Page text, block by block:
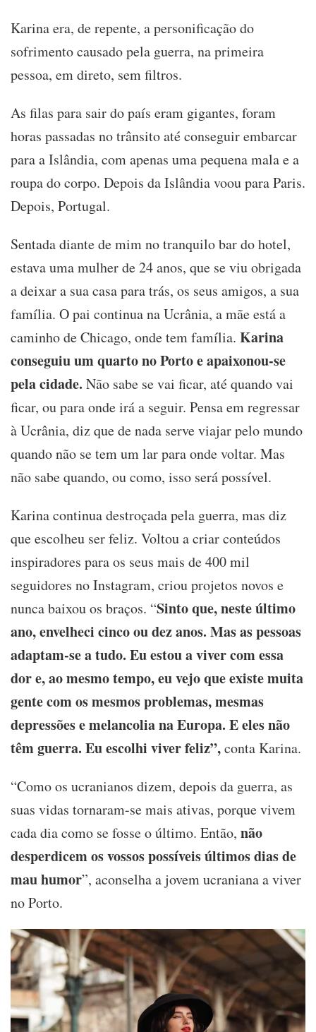
Karina era, de repente, a personificação do
sofrimento causado pela guerra, na primeira
pessoa, em direto, sem filtros.
As filas para sair do país eram gigantes, foram
horas passadas no trânsito até conseguir embarcar
para a Islândia, com apenas uma pequena mala e a
roupa do corpo. Depois da Islândia voou para Paris.
Depois, Portugal.
Sentada diante de mim no tranquilo bar do hotel,
estava uma mulher de 24 anos, que se viu obrigada
a deixar a sua casa para trás, os seus amigos, a sua
família. O pai continua na Ucrânia, a mãe está a
caminho de Chicago, onde tem família. Karina
conseguiu um quarto no Porto e apaixonou-se
pela cidade. Não sabe se vai ficar, até quando vai
ficar, ou para onde irá a seguir. Pensa em regressar
à Ucrânia, diz que de nada serve viajar pelo mundo
quando não se tem um lar para onde voltar. Mas
não sabe quando, ou como, isso será possível.
Karina continua destroçada pela guerra, mas diz
que escolheu ser feliz. Voltou a criar conteúdos
inspiradores para os seus mais de 400 mil
seguidores no Instagram, criou projetos novos e
nunca baixou os braços. “Sinto que, neste último
ano, envelheci cinco ou dez anos. Mas as pessoas
adaptam-se a tudo. Eu estou a viver com essa
dor e, ao mesmo tempo, eu vejo que existe muita
gente com os mesmos problemas, mesmas
depressões e melancolia na Europa. E eles não
têm guerra. Eu escolhi viver feliz”,conta Karina.
“Como os ucranianos dizem, depois da guerra, as
suas vidas tornaram-se mais ativas, porque vivem
cada dia como se fosse o último. Então, não
desperdicem os vossos possíveis últimos dias de
mau humor”, aconselha a jovem ucraniana a viver
no Porto.